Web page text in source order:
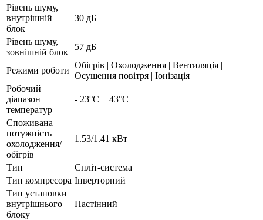
Рівень шуму,
внутрішній
блок
30 дБ
Рівень шуму,
зовнішній блок
57 дБ
Режими роботи
Обігрів | Охолодження | Вентиляція |
Осушення повітря | Іонізація
Робочий
діапазон
температур
- 23°С + 43°С
Споживана
потужність
охолодження/
обігрів
1.53/1.41 кВт
Тип
Спліт-система
Тип компресора Інверторний
Тип установки
внутрішнього
блоку
Настінний